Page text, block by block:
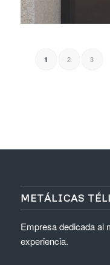
1 2 3
METÁLICAS
Empresa dedicada al
experiencia.